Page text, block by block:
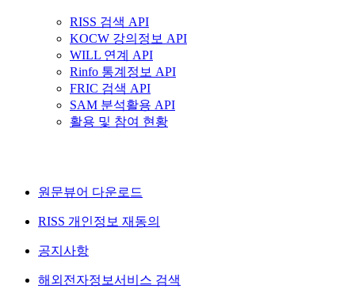
RISS 검색 API
KOCW 강의정보 API
WILL 연계 API
Rinfo 통계정보 API
FRIC 검색 API
SAM 분석활용 API
활용 및 참여 현황
원문뷰어 다운로드
RISS 개인정보 재동의
공지사항
해외전자정보서비스 검색